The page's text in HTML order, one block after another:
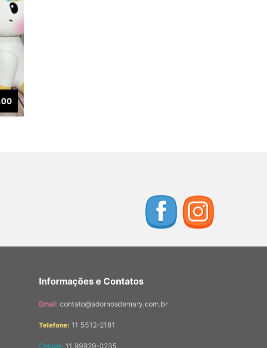
Informações e Contatos
Email: contato@adornosdemary.com.br
Telefone: 11 5512-2181
Celular: 11 99929-0235